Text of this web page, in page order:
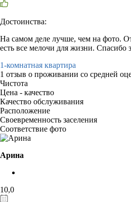
Достоинства:
На самом деле лучше, чем на фото.
есть все мелочи для жизни. Спасибо
1-комнатная квартира
1 отзыв о проживании со средней
Чистота
Цена - качество
Качество обслуживания
Расположение
Своевременность заселения
Соответствие фото
Арина
10,0